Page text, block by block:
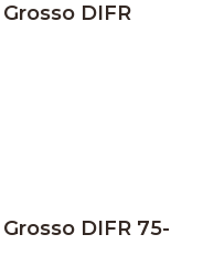
DIFR
DIFR 75-